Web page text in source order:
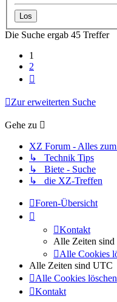
Die Suche ergab 45 Treffer
1
2
Zur erweiterten Suche
Gehe zu
XZ Forum - Alles
↳ Technik Tips
↳ Biete - Suche
↳ die XZ-Treffen
Foren-Übersicht
Kontakt
Alle Zeiten sind
Alle Cookies
Alle Zeiten sind UTC
Alle Cookies löschen
Kontakt